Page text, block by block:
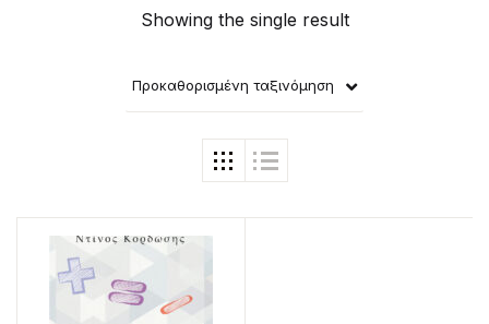
Showing the single result
Προκαθορισμένη ταξινόμηση